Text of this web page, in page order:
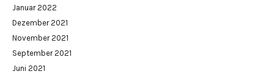
Januar 2022
Dezember 2021
November 2021
September 2021
Juni 2021